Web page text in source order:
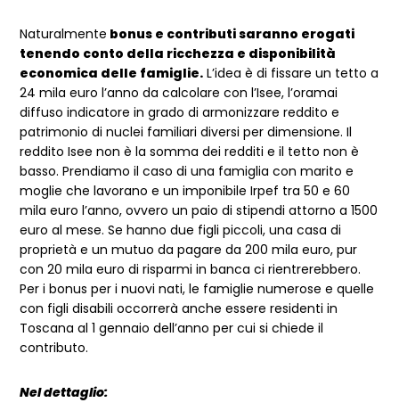
Naturalmente bonus e contributi saranno erogati
tenendo conto della ricchezza e disponibilità
economica delle famiglie. L’idea è di fissare un tetto a
24 mila euro l’anno da calcolare con l’Isee, l’oramai
diffuso indicatore in grado di armonizzare reddito e
patrimonio di nuclei familiari diversi per dimensione. Il
reddito Isee non è la somma dei redditi e il tetto non è
basso. Prendiamo il caso di una famiglia con marito e
moglie che lavorano e un imponibile Irpef tra 50 e 60
mila euro l’anno, ovvero un paio di stipendi attorno a 1500
euro al mese. Se hanno due figli piccoli, una casa di
proprietà e un mutuo da pagare da 200 mila euro, pur
con 20 mila euro di risparmi in banca ci rientrerebbero.
Per i bonus per i nuovi nati, le famiglie numerose e quelle
con figli disabili occorrerà anche essere residenti in
Toscana al 1 gennaio dell’anno per cui si chiede il
contributo.
Nel dettaglio: